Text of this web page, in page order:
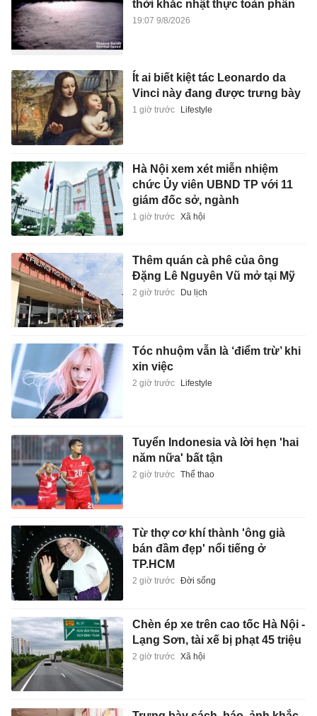
thời khắc nhật thực toàn phần
19:07 9/8/2026
Ít ai biết kiệt tác Leonardo da
Vinci này đang được trưng bày
1 giờ trước Lifestyle
Hà Nội xem xét miễn nhiệm
chức Ủy viên UBND TP với 11
giám đốc sở, ngành
1 giờ trước Xã hội
Thêm quán cà phê của ông
Đặng Lê Nguyên Vũ mở tại Mỹ
2 giờ trước Du lịch
Tóc nhuộm vẫn là ‘điểm trừ’ khi
xin việc
2 giờ trước Lifestyle
Tuyển Indonesia và lời hẹn 'hai
năm nữa' bất tận
2 giờ trước Thể thao
Từ thợ cơ khí thành 'ông già
bán đầm đẹp' nổi tiếng ở
TP.HCM
2 giờ trước Đời sống
Chèn ép xe trên cao tốc Hà Nội -
Lạng Sơn, tài xế bị phạt 45 triệu
2 giờ trước Xã hội